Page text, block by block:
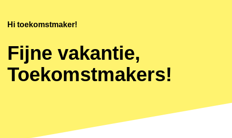
Hi toekomstmaker!
Fijne vakantie,
Toekomstmakers!